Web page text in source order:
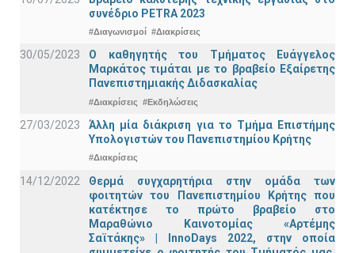
συνέδριο PETRA 2023
#Διαγωνισμοί #Διακρίσεις
30/05/2023
Ο καθηγητής του Τμήματος Ευάγγελος
Μαρκάτος τιμάται με το βραβείο Εξαίρετης
Πανεπιστημιακής Διδασκαλίας
#Διακρίσεις #Εκδηλώσεις
27/03/2023
Άλλη μία διάκριση για το Τμήμα Επιστήμης
Υπολογιστών του Πανεπιστημίου Κρήτης
#Διακρίσεις
14/12/2022
Θερμά συγχαρητήρια στην ομάδα των
φοιτητών του Πανεπιστημίου Κρήτης που
κατέκτησε το πρώτο βραβείο στο
Μαραθώνιο Καινοτομίας «Αρτέμης
Σαϊτάκης» | InnoDays 2022, στην οποία